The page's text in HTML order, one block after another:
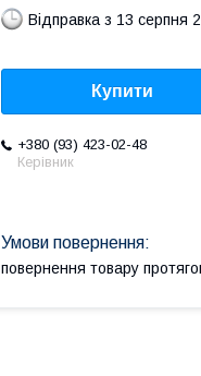
Відправка з 13 серпня
Купити
+380 (93) 423-02-48
Керівник
повернення товару